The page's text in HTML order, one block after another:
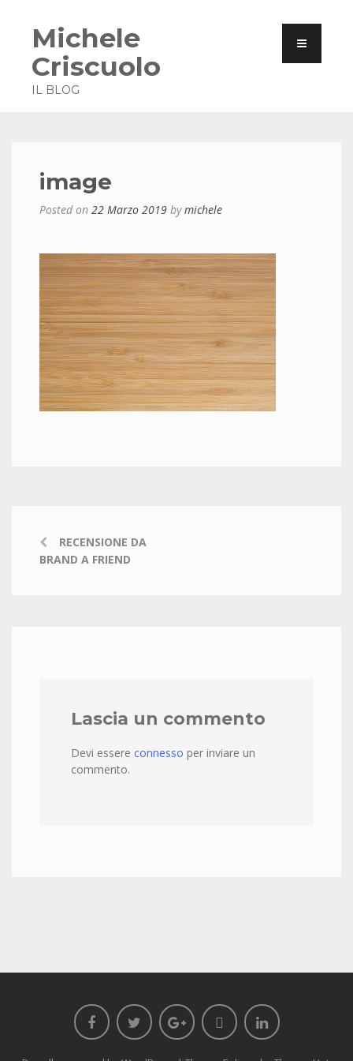
Michele
Criscuolo
IL BLOG
image
Posted on 22 Marzo 2019 bymichele
RECENSIONE DA
BRAND A FRIEND
Lascia un commento
Devi essere connesso per inviare un
commento.